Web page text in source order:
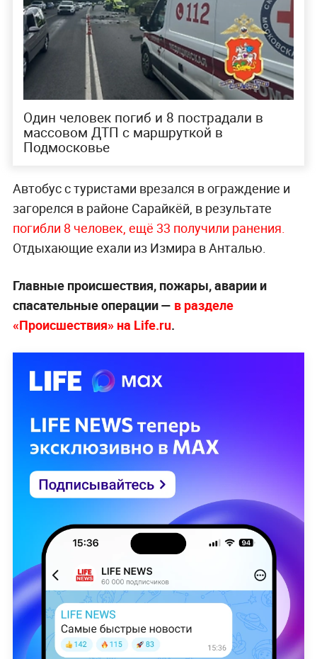
Один человек погиб и 8 пострадали в
массовом ДТП с маршруткой в
Подмосковье
Автобус с туристами врезался в ограждение и
загорелся в районе Сарайкёй, в результате
погибли 8 человек, ещё 33 получили ранения.
Отдыхающие ехали из Измира в Анталью.
Главные происшествия, пожары, аварии и
спасательные операции — в разделе
«Происшествия» на Life.ru.